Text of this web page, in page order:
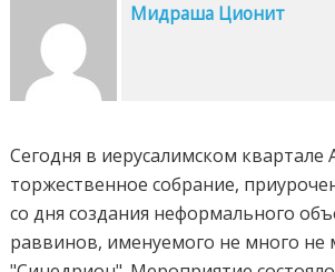
Мидраша Ционит
Сегодня в иерусалимском квартале
торжественное собрание,
со дня создания неформального
раввинов, именуемого не много не